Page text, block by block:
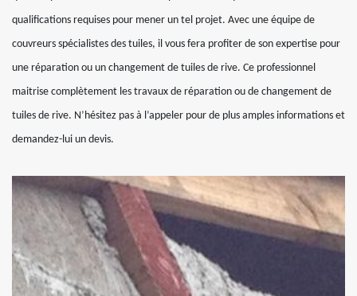
qualifications requises pour mener un tel projet. Avec une équipe de
couvreurs spécialistes des tuiles, il vous fera profiter de son expertise pour
une réparation ou un changement de tuiles de rive. Ce professionnel
maitrise complètement les travaux de réparation ou de changement de
tuiles de rive. N’hésitez pas à l’appeler pour de plus amples informations et
demandez-lui un devis.